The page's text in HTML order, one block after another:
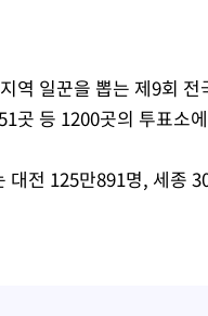
염 저감시설 '온도차'
탄 폭발 사건
역 일꾼을 뽑는 제9회
곳 등 1200곳의 투표소
대전 125만891명, 세종